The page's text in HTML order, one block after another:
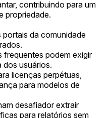
contribuindo para um
propriedade.
da comunidade
frequentes podem exigir
usuários.
licenças perpétuas,
para modelos de
desafiador extrair
para relatórios sem